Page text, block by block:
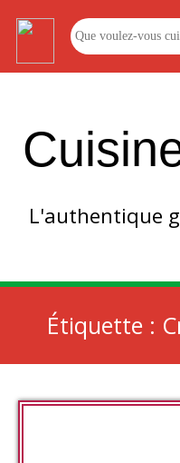
L'authentique
Étiquette :